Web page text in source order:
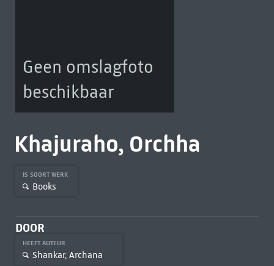
Geen omslagfoto
beschikbaar
Khajuraho, Orchha
IS SOORT WERK
Books
DOOR
HEEFT AUTEUR
Shankar, Archana